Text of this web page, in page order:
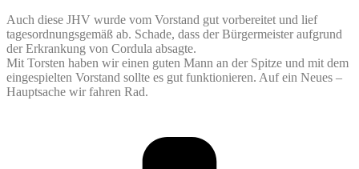
Auch diese JHV wurde vom Vorstand gut vorbereitet und lief
tagesordnungsgemäß ab. Schade, dass der Bürgermeister aufgrund
der Erkrankung von Cordula absagte.
Mit Torsten haben wir einen guten Mann an der Spitze und mit dem
eingespielten Vorstand sollte es gut funktionieren. Auf ein Neues –
Hauptsache wir fahren Rad.